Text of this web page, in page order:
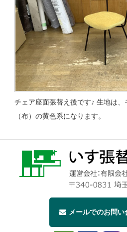
チェア座面張替え後です♪ 生地は、
（布）の黄色系になります。
メールでのお問